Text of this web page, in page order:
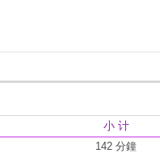
小 计
142 分鐘